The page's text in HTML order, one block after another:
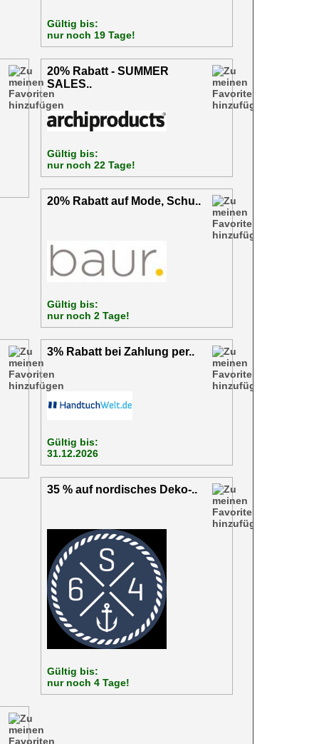
Gültig bis:
nur noch 19 Tage!
20% Rabatt - SUMMER
SALES..
Gültig bis:
nur noch 22 Tage!
20% Rabatt auf Mode, Schu..
Gültig bis:
nur noch 2 Tage!
3% Rabatt bei Zahlung per..
Gültig bis:
31.12.2026
35 % auf nordisches Deko-..
Gültig bis:
nur noch 4 Tage!